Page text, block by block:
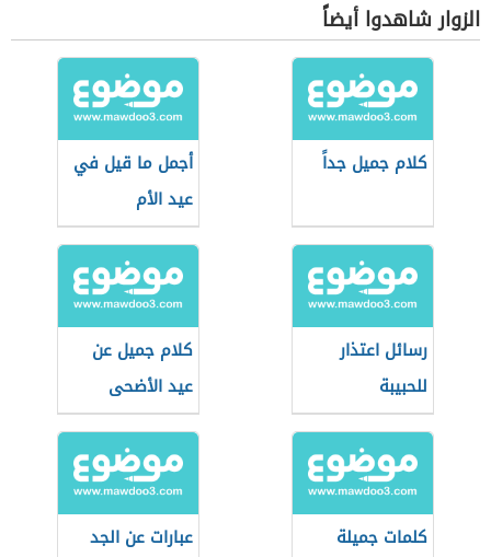
الزوار شاهدوا أيضاً
كلام جميل جداً
أجمل ما قيل في
عيد الأم
رسائل اعتذار
للحبيبة
كلام جميل عن
عيد الأضحى
كلمات جميلة
عبارات عن الجد